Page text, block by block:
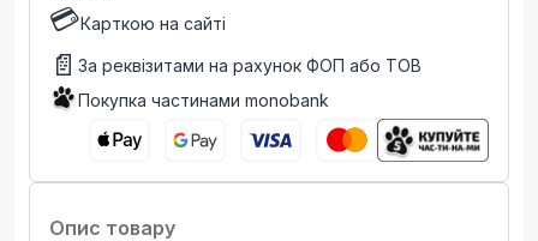
💳Карткою на сайті
📄 За реквізитами на рахунок ФОП або ТОВ
Покупка частинами monobank
Опис товару